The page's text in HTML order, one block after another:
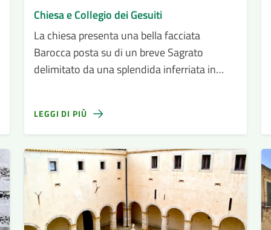
Chiesa e Collegio dei Gesuiti
La chiesa presenta una bella facciata
Barocca posta su di un breve Sagrato
delimitato da una splendida inferriata in
LEGGI DI PIÙ